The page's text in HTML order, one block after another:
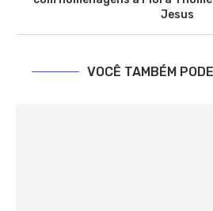
Jesus
VOCÊ TAMBÉM